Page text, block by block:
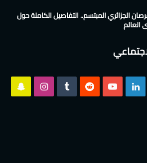
الجزائري المبتسم.. التفاصيل الكاملة حول
بينتيريست لينكدإن ‫YouTube انستقرام